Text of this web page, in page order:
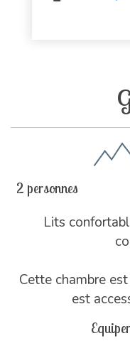
2 personnes
Lits
Cette chambre
est